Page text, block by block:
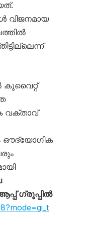
വിജനമായ
കുവൈറ്റ്
വക്താവ്
ഔദ്യോഗിക
ഗ്രൂപ്പിൽ